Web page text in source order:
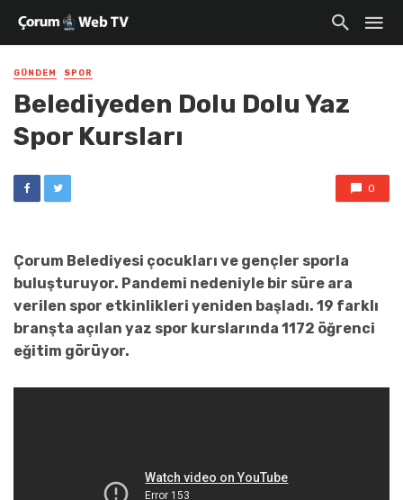
GÜNDEM SPOR
Belediyeden Dolu Dolu Yaz
Spor Kursları
0
Çorum Belediyesi çocukları ve gençler sporla
buluşturuyor. Pandemi nedeniyle bir süre ara
verilen spor etkinlikleri yeniden başladı. 19 farklı
branşta açılan yaz spor kurslarında 1172 öğrenci
eğitim görüyor.